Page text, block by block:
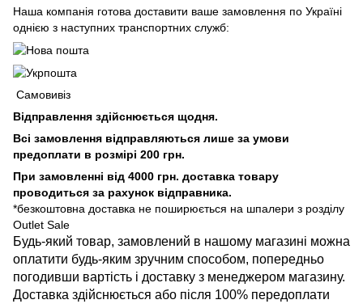
Наша компанія готова доставити ваше замовлення по Україні
однією з наступних транспортних служб:
Самовивіз
Відправлення здійснюється щодня.
Всі замовлення відправляються лише за умови
предоплати в розмірі 200 грн.
При замовленні від 4000 грн. доставка товару
проводиться за рахунок відправника.
*безкоштовна доставка не поширюється на шпалери з розділу
Outlet Sale
Будь-який товар, замовлений в нашому магазині можна
оплатити будь-яким зручним способом, попередньо
погодивши вартість і доставку з менеджером магазину.
Доставка здійснюється або після 100% передоплати